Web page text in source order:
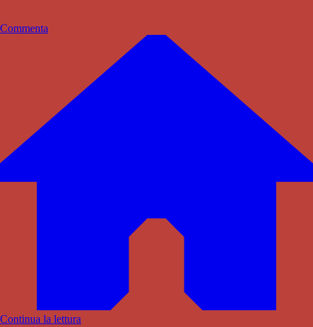
Commenta
Continua la lettura